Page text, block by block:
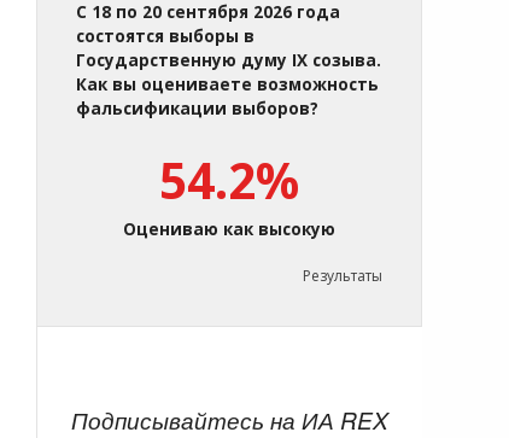
С 18 по 20 сентября 2026 года
состоятся выборы в
Государственную думу IX созыва.
Как вы оцениваете возможность
фальсификации выборов?
54.2%
Оцениваю как высокую
Результаты
Подписывайтесь на ИА REX